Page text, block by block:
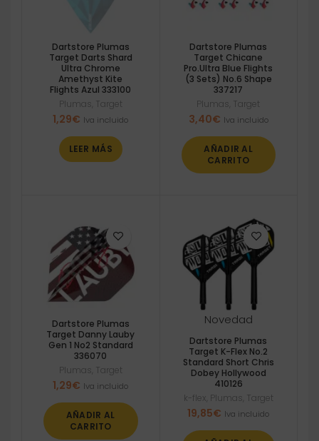
Dartstore Plumas
Target Darts Shard
Ultra Chrome
Amethyst Kite
Flights Azul 333100
Plumas Target
1,29€ Iva incluido
LEER MÁS
Dartstore Plumas
Target Chicane
Pro.Ultra Blue Flights
(3 Sets) No.6 Shape
337217
Plumas Target
3,40€ Iva incluido
AÑADIR AL
CARRITO
Dartstore Plumas
Target Danny Lauby
Gen 1 No2 Standard
336070
Plumas Target
1,29€ Iva incluido
AÑADIR AL
CARRITO
Novedad
Dartstore Plumas
Target K-Flex No.2
Standard Short Chris
Dobey Hollywood
410126
k-flex Plumas Target
19,85€ Iva incluido